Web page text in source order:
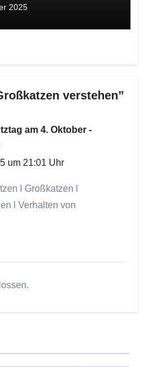
2025
verstehen”
am 4. Oktober -
um 21:01 Uhr
l Großkatzen l
l Verhalten von